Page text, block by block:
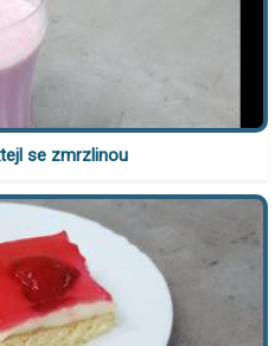
se zmrzlinou